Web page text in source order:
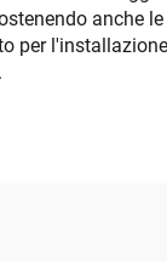
anche
per